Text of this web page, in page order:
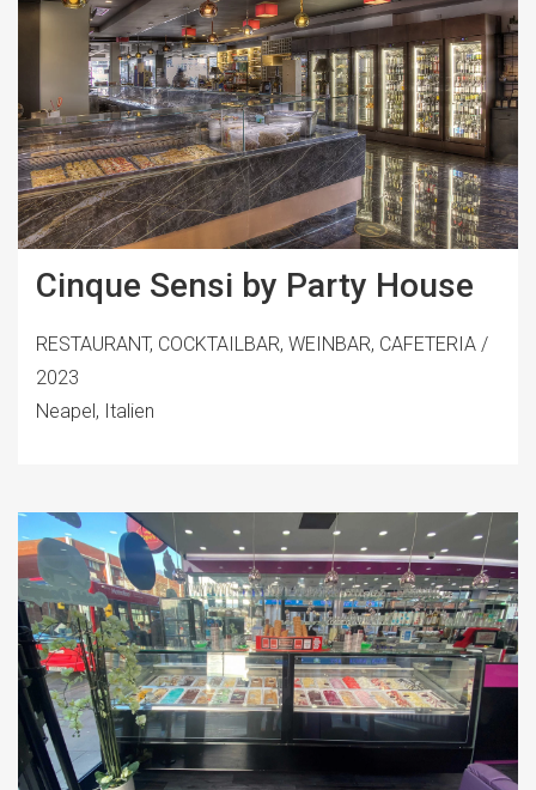
Cinque Sensi by Party House
RESTAURANT, COCKTAILBAR, WEINBAR, CAFETERIA /
2023
Neapel, Italien